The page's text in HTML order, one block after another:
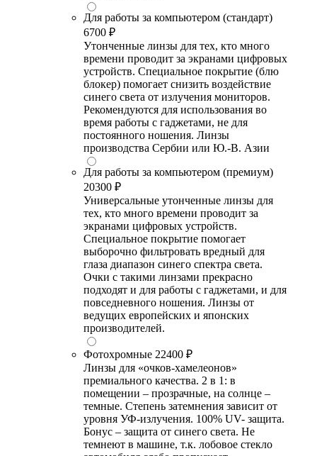
Для работы за компьютером (стандарт)
6700 ₽
Утонченные линзы для тех, кто много
времени проводит за экранами цифровых
устройств. Специальное покрытие (блю
блокер) помогает снизить воздействие
синего света от излучения мониторов.
Рекомендуются для использования во
время работы с гаджетами, не для
постоянного ношения. Линзы
производства Сербии или Ю.-В. Азии
Для работы за компьютером (премиум)
20300 ₽
Универсальные утонченные линзы для
тех, кто много времени проводит за
экранами цифровых устройств.
Специальное покрытие помогает
выборочно фильтровать вредный для
глаза диапазон синего спектра света.
Очки с такими линзами прекрасно
подходят и для работы с гаджетами, и для
повседневного ношения. Линзы от
ведущих европейских и японских
производителей.
Фотохромные 22400 ₽
Линзы для «очков-хамелеонов»
премиального качества. 2 в 1: в
помещении – прозрачные, на солнце –
темные. Степень затемнения зависит от
уровня УФ-излучения. 100% UV- защита.
Бонус – защита от синего света. Не
темнеют в машине, т.к. лобовое стекло